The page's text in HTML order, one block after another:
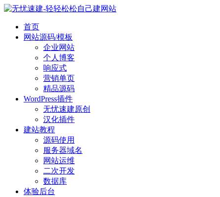
首页
网站源码/模板
企业网站
个人博客
响应式
营销单页
精品源码
WordPress插件
无忧速建原创
汉化插件
建站教程
源码使用
服务器域名
网站运维
二次开发
数据库
体验后台